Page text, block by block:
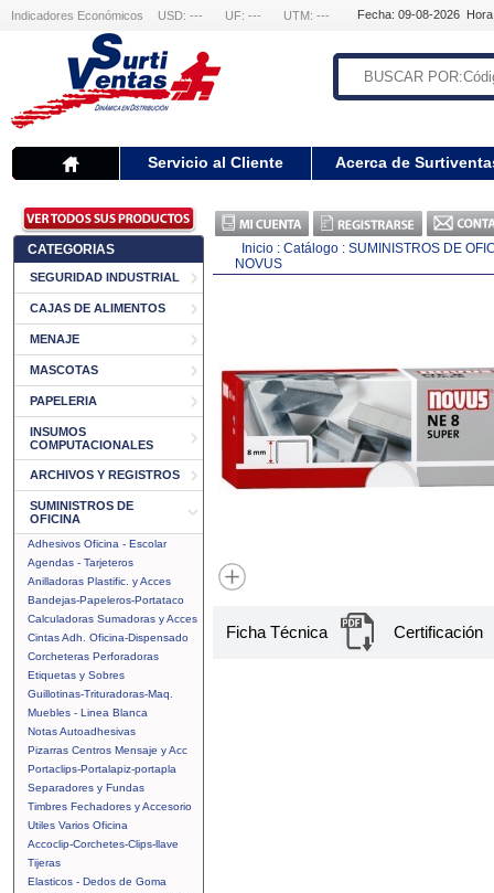
Indicadores Económicos USD: --- UF: --- UTM: --- Fecha: 09-08-2026
Servicio al Cliente Acerca de
CATEGORIAS
SEGURIDAD INDUSTRIAL
CAJAS DE ALIMENTOS
MENAJE
MASCOTAS
PAPELERIA
INSUMOS
COMPUTACIONALES
ARCHIVOS Y REGISTROS
SUMINISTROS DE
OFICINA
Adhesivos Oficina - Escolar
Agendas - Tarjeteros
Anilladoras Plastific. y Acces
Bandejas-Papeleros-Portataco
Calculadoras Sumadoras y Acces
Cintas Adh. Oficina-Dispensado
Corcheteras Perforadoras
Etiquetas y Sobres
Guillotinas-Trituradoras-Maq.
Muebles - Linea Blanca
Notas Autoadhesivas
Pizarras Centros Mensaje y Acc
Portaclips-Portalapiz-portapla
Separadores y Fundas
Timbres Fechadores y Accesorio
Utiles Varios Oficina
Accoclip-Corchetes-Clips-llave
Tijeras
Elasticos - Dedos de Goma
Inicio : Catálogo : SUMINISTROS DE
NOVUS
Ficha Técnica Certificación